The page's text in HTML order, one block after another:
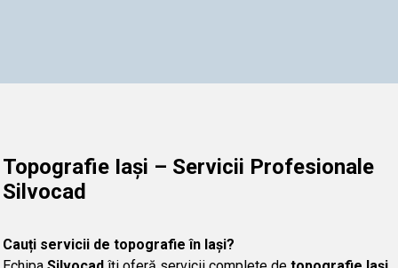
Topografie Iași – Servicii Profesionale
Silvocad
Cauți servicii de topografie în Iași?